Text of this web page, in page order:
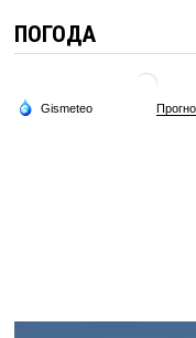
ПОГОДА